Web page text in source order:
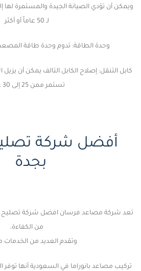
ويمكن أن تؤدي الصيانة الجيدة والمستمرة لها
لـ 50 عاماً أو أكثر
وحدة الطاقة: تدوم وحدة طاقة المصعد من 20 إلى
كابل التنقل: إصلاح الكابل التالف يمكن أن يزيل
تستمر ممن 25 إلى 30 عامًا
أفضل شركة
بجدة
تعد شركة مصاعد فرسان افضل شركة تصليح
من الكفاءة،
وتقدم العديد من الخدمات
تركيب مصاعد بانوراما في السعودية أنها